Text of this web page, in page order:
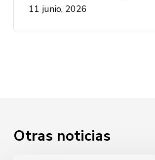
11 junio, 2026
Otras noticias